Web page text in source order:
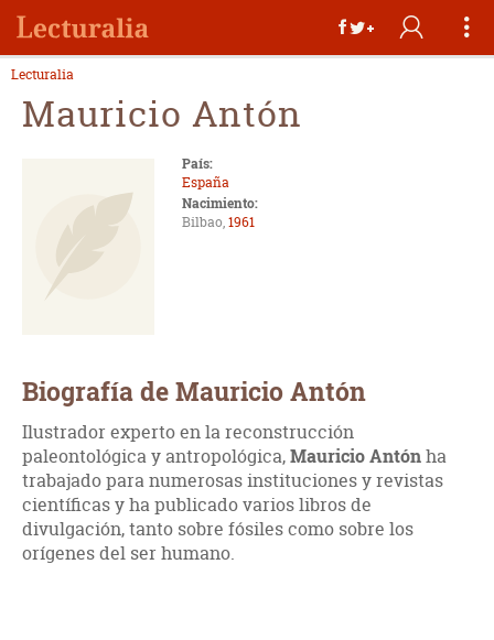
Lecturalia
Mauricio Antón
País:
España
Nacimiento:
Bilbao,1961
Biografía de Mauricio Antón
Ilustrador experto en la reconstrucción
paleontológica y antropológica,Mauricio Antónha
trabajado para numerosas instituciones y revistas
científicas y ha publicado varios libros de
divulgación, tanto sobre fósiles como sobre los
orígenes del ser humano.